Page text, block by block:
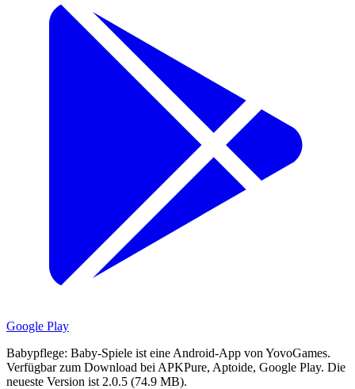
Google Play
Babypflege: Baby-Spiele ist eine Android-App von YovoGames.
Verfügbar zum Download bei APKPure, Aptoide, Google Play. Die
neueste Version ist 2.0.5 (74.9 MB).